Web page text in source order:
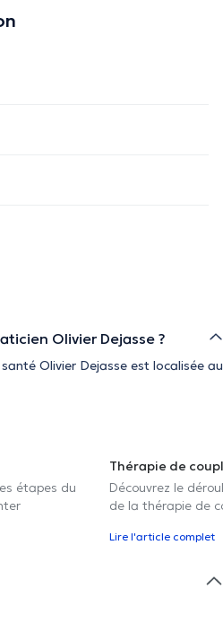
Olivier Dejasse ?
Olivier Dejasse est localisée au
étapes du
Thérapie de
Découvrez le
de la thérapie de
Lire l'article complet